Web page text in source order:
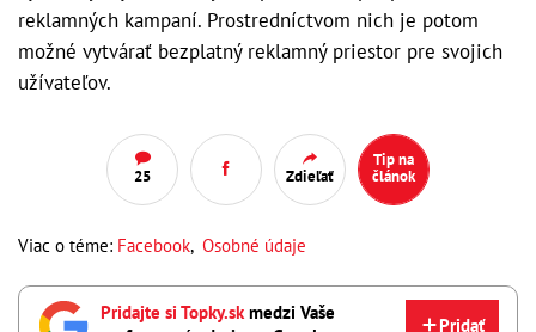
reklamných kampaní. Prostredníctvom nich je potom
možné vytvárať bezplatný reklamný priestor pre svojich
užívateľov.
25 Zdieľať
Tip na
článok
Viac o téme: Facebook, Osobné údaje
Pridajte si Topky.skmedzi Vaše
Pridať